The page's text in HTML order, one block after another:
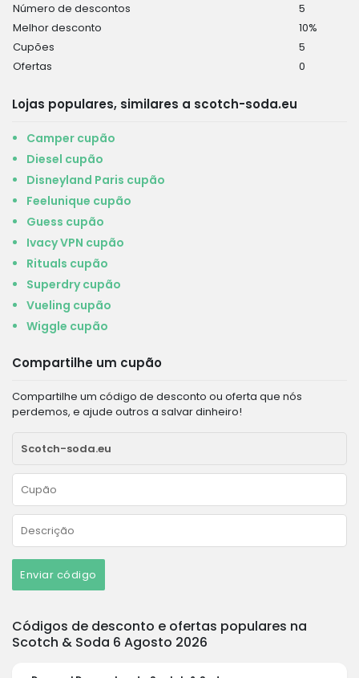
Número de descontos
5
Melhor desconto
10%
Cupões
5
Ofertas
0
Lojas populares, similares a scotch-soda.eu
Camper cupão
Diesel cupão
Disneyland Paris cupão
Feelunique cupão
Guess cupão
Ivacy VPN cupão
Rituals cupão
Superdry cupão
Vueling cupão
Wiggle cupão
Compartilhe um cupão
Compartilhe um código de desconto ou oferta que nós
perdemos, e ajude outros a salvar dinheiro!
Enviar código
Códigos de desconto e ofertas populares na
Scotch & Soda 6 Agosto 2026